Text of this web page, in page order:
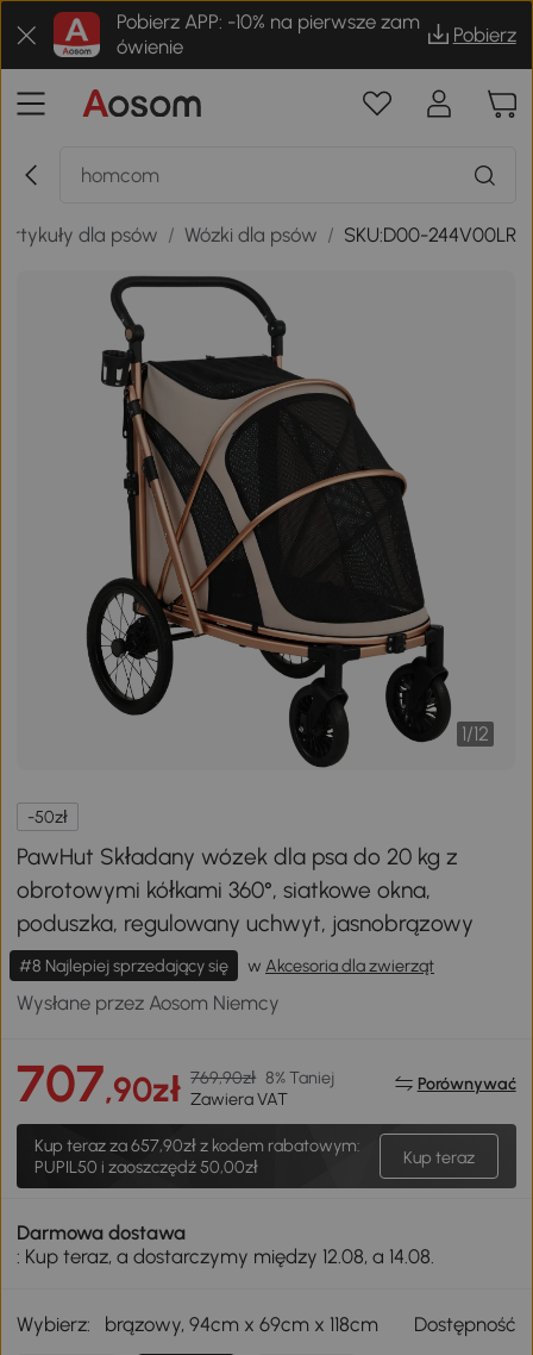
Pobierz APP: -10% na pierwsze zam
ówienie
Pobierz
Artykuły dla psów / Wózki dla psów / SKU:D00-244V00LR
1/12
-50zł
PawHut Składany wózek dla psa do 20 kg z
obrotowymi kółkami 360°, siatkowe okna,
poduszka, regulowany uchwyt, jasnobrązowy
#8 Najlepiej sprzedający się w Akcesoria dla zwierząt
Wysłane przez Aosom Niemcy
707,90zł 769,90zł 8% Taniej
Zawiera VAT
Porównywać
Kup teraz za657,90złz kodem rabatowym:
PUPIL50 i zaoszczędź 50,00zł
Kup teraz
Darmowa dostawa
: Kup teraz, a dostarczymy między 12.08, a 14.08.
Wybierz: brązowy, 94cm x 69cm x 118cm Dostępność